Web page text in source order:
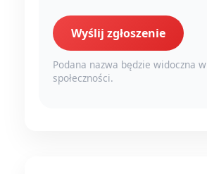
Wyślij zgłoszenie
Podana nazwa będzie widoczna w
społeczności.